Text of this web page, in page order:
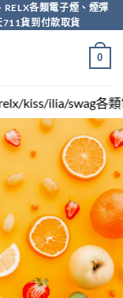
各類電子煙、煙彈
711貨到付款取貨
0
煙煙彈買越多越便